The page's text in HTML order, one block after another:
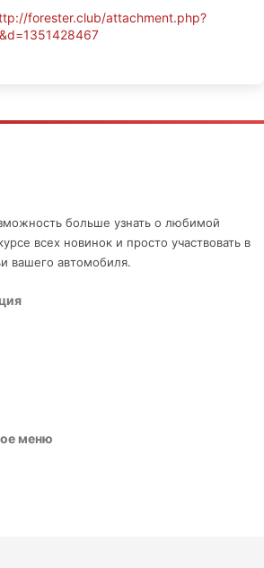
forester.club/attachment.php?
больше узнать о любимой
всех новинок и просто участвовать в
вашего автомобиля.
меню